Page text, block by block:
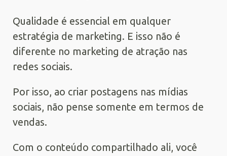
Qualidade é essencial em qualquer
estratégia de marketing. E isso não é
diferente no marketing de atração nas
redes sociais.
Por isso, ao criar postagens nas mídias
sociais, não pense somente em termos de
vendas.
Com o conteúdo compartilhado ali, você